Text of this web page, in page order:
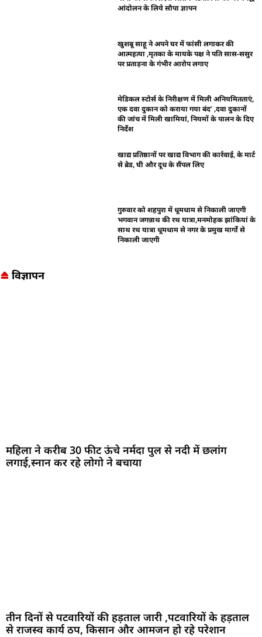
आंदोलन के लिये सौपा ज्ञापन
खुशबू साहू ने अपने घर में फांसी लगाकर की
आत्महत्या ,मृतका के मायके पक्ष ने पति सास-ससुर
पर प्रताड़ना के गंभीर आरोप लगाए
मेडिकल स्टोर्स के निरीक्षण में मिली अनियमितताएं,
एक दवा दुकान को कराया गया बंद’ ,दवा दुकानों
की जांच में मिली खामियां, नियमों के पालन के दिए
निर्देश
खाद्य प्रतिष्ठानों पर खाद्य विभाग की कार्रवाई, के मार्ट
से ब्रेड, घी और दूध के सैंपल लिए
गुरुवार को शहपुरा में धूमधाम से निकाली जाएगी
भगवान जगन्नाथ की रथ यात्रा,मनमोहक झांकियां के
साथ रथ यात्रा धूमधाम से नगर के प्रमुख मार्गो से
निकाली जाएगी
विज्ञापन
महिला ने करीब 30 फीट ऊंचे नर्मदा पुल से नदी में छलांग
लगाई,स्नान कर रहे लोगो ने बचाया
तीन दिनों से पटवारियों की हड़ताल जारी ,पटवारियों के हड़ताल
से राजस्व कार्य ठप, किसान और आमजन हो रहे परेशान